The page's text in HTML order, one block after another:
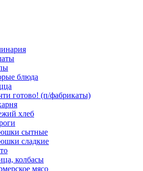
блюда
готово! (п/фабрикаты)
хлеб
сытные
сладкие
колбасы
мясо